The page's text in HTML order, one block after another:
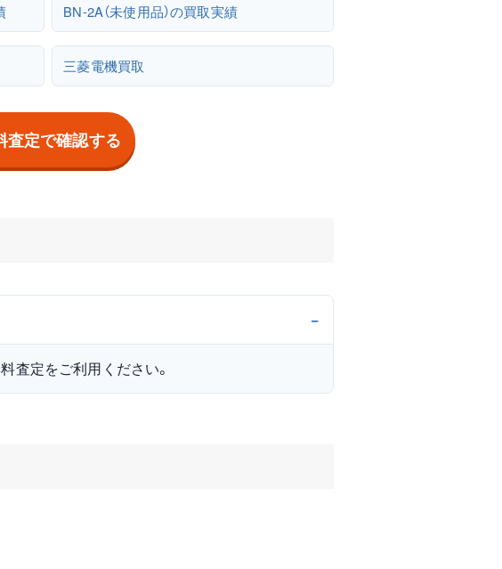
BN-2A（未使用品）の買取実績
三菱電機買取
定で確認する
査定をご利用ください。